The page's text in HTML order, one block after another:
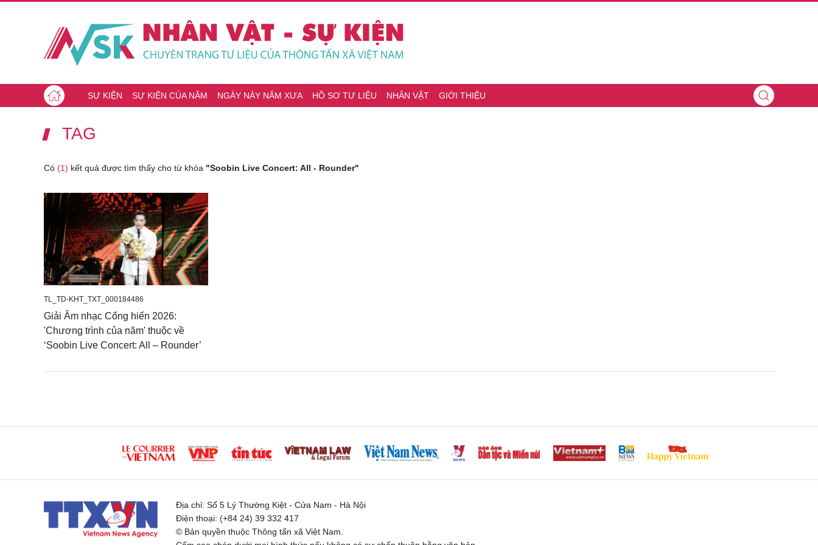
SỰ KIỆN SỰ KIỆN CỦA NĂM NGÀY NÀY NĂM XƯA HỒ SƠ TƯ LIỆU NHÂN VẬT GIỚI THIỆU
TAG
Có (1) kết quả được tìm thấy cho từ khóa "Soobin Live Concert: All - Rounder"
TL_TD-KHT_TXT_000184486
Giải Âm nhạc Cống hiến 2026:
'Chương trình của năm' thuộc về
‘Soobin Live Concert: All – Rounder’
Địa chỉ: Số 5 Lý Thường Kiệt - Cửa Nam - Hà Nội
Điện thoại: (+84 24) 39 332 417
© Bản quyền thuộc Thông tấn xã Việt Nam.